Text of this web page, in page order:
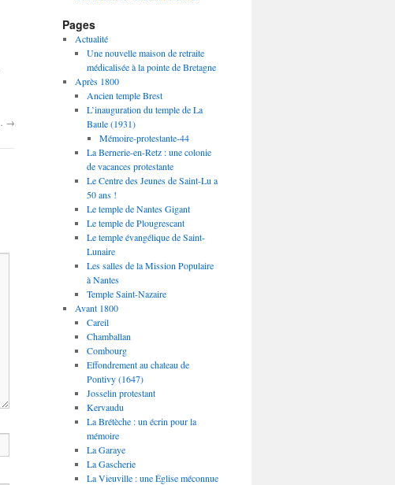
→
Pages
Actualité
Une nouvelle maison de retraite
médicalisée à la pointe de Bretagne
Après 1800
Ancien temple Brest
L’inauguration du temple de La
Baule (1931)
Mémoire-protestante-44
La Bernerie-en-Retz : une colonie
de vacances protestante
Le Centre des Jeunes de Saint-Lu a
50 ans !
Le temple de Nantes Gigant
Le temple de Plougrescant
Le temple évangélique de Saint-
Lunaire
Les salles de la Mission Populaire
à Nantes
Temple Saint-Nazaire
Avant 1800
Careil
Chamballan
Combourg
Effondrement au chateau de
Pontivy (1647)
Josselin protestant
Kervaudu
La Brétèche : un écrin pour la
mémoire
La Garaye
La Gascherie
La Vieuville : une Église méconnue